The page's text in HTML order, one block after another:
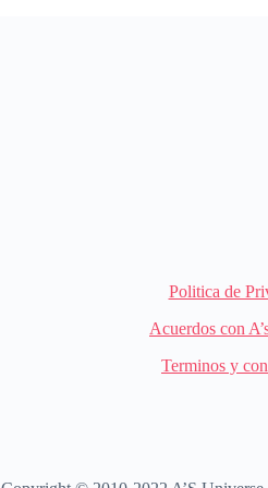
Politica de
Acuerdos con
Terminos y